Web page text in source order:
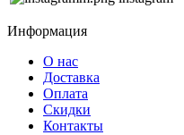
Информация
О нас
Доставка
Оплата
Скидки
Контакты